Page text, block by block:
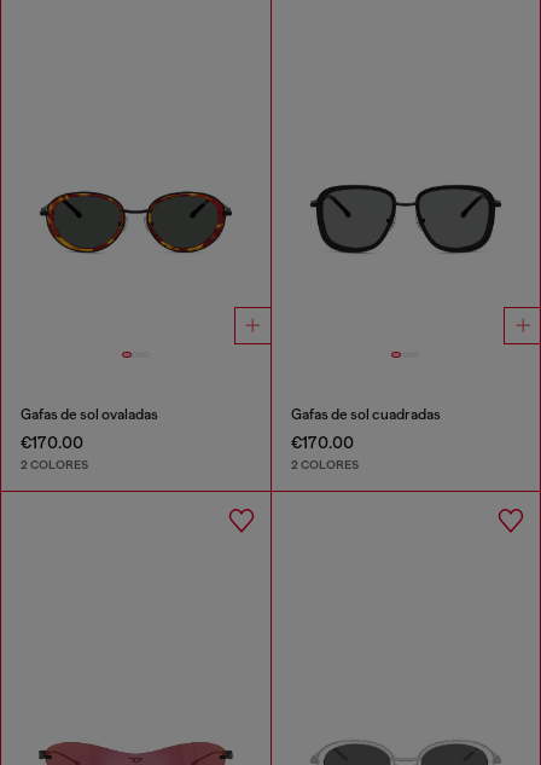
Gafas de sol ovaladas
€170.00
2 COLORES
Gafas de sol cuadradas
€170.00
2 COLORES